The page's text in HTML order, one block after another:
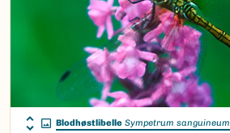
Blodhøstlibelle Sympetrum sanguineum